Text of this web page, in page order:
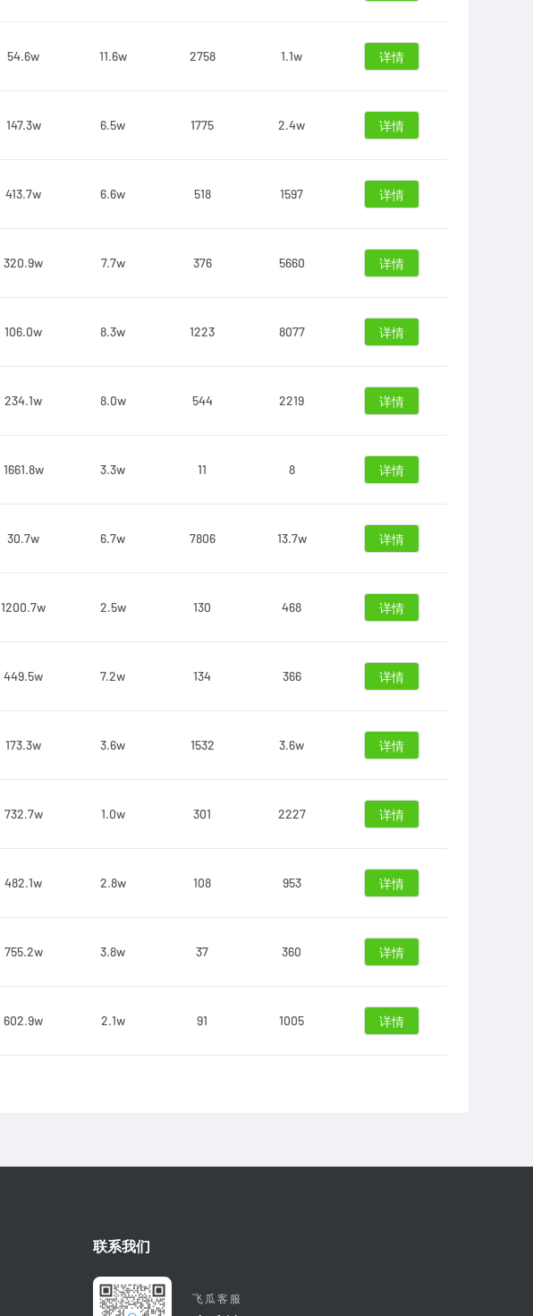
54.6w 11.6w 2758 1.1w 详情
147.3w 6.5w 1775 2.4w 详情
413.7w 6.6w 518 1597 详情
320.9w 7.7w 376 5660 详情
106.0w 8.3w 1223 8077 详情
234.1w 8.0w 544 2219 详情
1661.8w 3.3w 11 8 详情
30.7w 6.7w 7806 13.7w 详情
1200.7w 2.5w 130 468 详情
449.5w 7.2w 134 366 详情
173.3w 3.6w 1532 3.6w 详情
732.7w 1.0w 301 2227 详情
482.1w 2.8w 108 953 详情
755.2w 3.8w 37 360 详情
602.9w 2.1w 91 1005 详情
联系我们
飞瓜客服